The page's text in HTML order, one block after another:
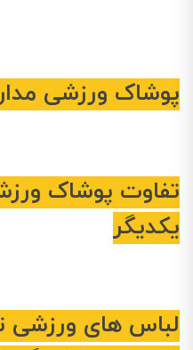
پوشاک ورزشی
تفاوت پوشاک
یکدیگر
لباس های ورزشی